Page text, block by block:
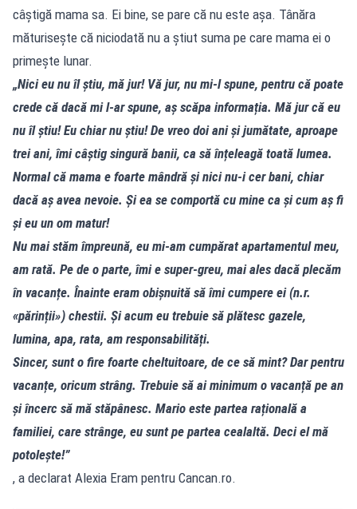
câştigă mama sa. Ei bine, se pare că nu este aşa. Tânăra
măturiseşte că niciodată nu a ştiut suma pe care mama ei o
primeşte lunar.
„Nici eu nu îl știu, mă jur! Vă jur, nu mi-l spune, pentru că poate
crede că dacă mi l-ar spune, aș scăpa informația. Mă jur că eu
nu îl știu! Eu chiar nu știu! De vreo doi ani și jumătate, aproape
trei ani, îmi câștig singură banii, ca să înțeleagă toată lumea.
Normal că mama e foarte mândră și nici nu-i cer bani, chiar
dacă aș avea nevoie. Și ea se comportă cu mine ca și cum aș fi
și eu un om matur!
Nu mai stăm împreună, eu mi-am cumpărat apartamentul meu,
am rată. Pe de o parte, îmi e super-greu, mai ales dacă plecăm
în vacanțe. Înainte eram obișnuită să îmi cumpere ei (n.r.
«părinții») chestii. Și acum eu trebuie să plătesc gazele,
lumina, apa, rata, am responsabilități.
Sincer, sunt o fire foarte cheltuitoare, de ce să mint? Dar pentru
vacanțe, oricum strâng. Trebuie să ai minimum o vacanță pe an
și încerc să mă stăpânesc. Mario este partea rațională a
familiei, care strânge, eu sunt pe partea cealaltă. Deci el mă
potolește!”
, a declarat Alexia Eram pentru Cancan.ro.